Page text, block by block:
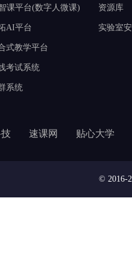
课平台(数字人微课)
AI平台
式教学平台
考试系统
系统
资源库
实验室
速课网 贴心大学
© 2016-